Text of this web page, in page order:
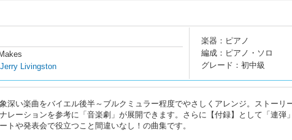
Livingston
楽器：ピアノ
編成：ピアノ・ソロ
グレード：初中級
深い楽曲をバイエル後半～ブルクミュラー程度でやさしくアレンジ。ストーリ
レーションを参考に「音楽劇」が展開できます。さらに【付録】として「連弾
トや発表会で役立つこと間違いなし！の曲集です。